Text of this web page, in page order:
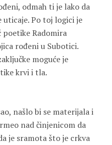
odmah ti je lako da
uticaje. Po toj logici je
Radomira
rođeni u Subotici.
moguće je
krvi i tla.
našlo bi se materijala i
nad činjenicom da
je sramota što je crkva